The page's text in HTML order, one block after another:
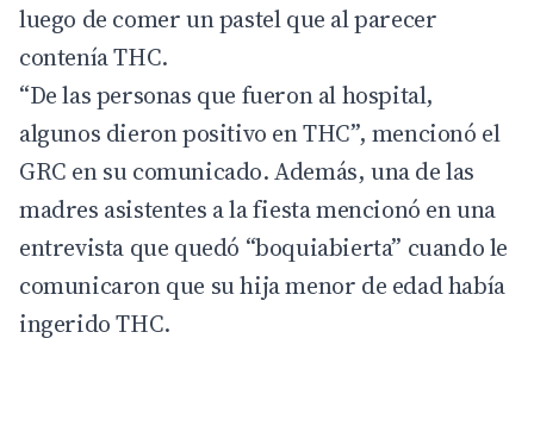
luego de comer un pastel que al parecer
contenía THC.
“De las personas que fueron al hospital,
algunos dieron positivo en THC”, mencionó el
GRC en su comunicado. Además, una de las
madres asistentes a la fiesta mencionó en una
entrevista que quedó “boquiabierta” cuando le
comunicaron que su hija menor de edad había
ingerido THC.